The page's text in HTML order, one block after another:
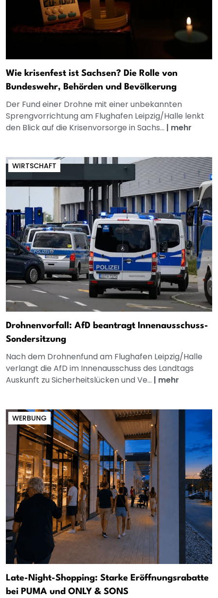
Wie krisenfest ist Sachsen? Die Rolle von
Bundeswehr, Behörden und Bevölkerung
Der Fund einer Drohne mit einer unbekannten
Sprengvorrichtung am Flughafen Leipzig/Halle lenkt
den Blick auf die Krisenvorsorge in Sachs... | mehr
WIRTSCHAFT
Drohnenvorfall: AfD beantragt Innenausschuss-
Sondersitzung
Nach dem Drohnenfund am Flughafen Leipzig/Halle
verlangt die AfD im Innenausschuss des Landtags
Auskunft zu Sicherheitslücken und Ve... | mehr
WERBUNG
Late-Night-Shopping: Starke Eröffnungsrabatte
bei PUMA und ONLY & SONS